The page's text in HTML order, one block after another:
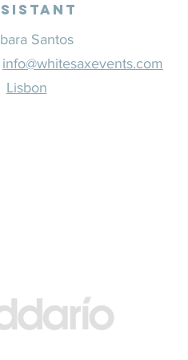
Santos
info@whitesaxevents.com
Lisbon